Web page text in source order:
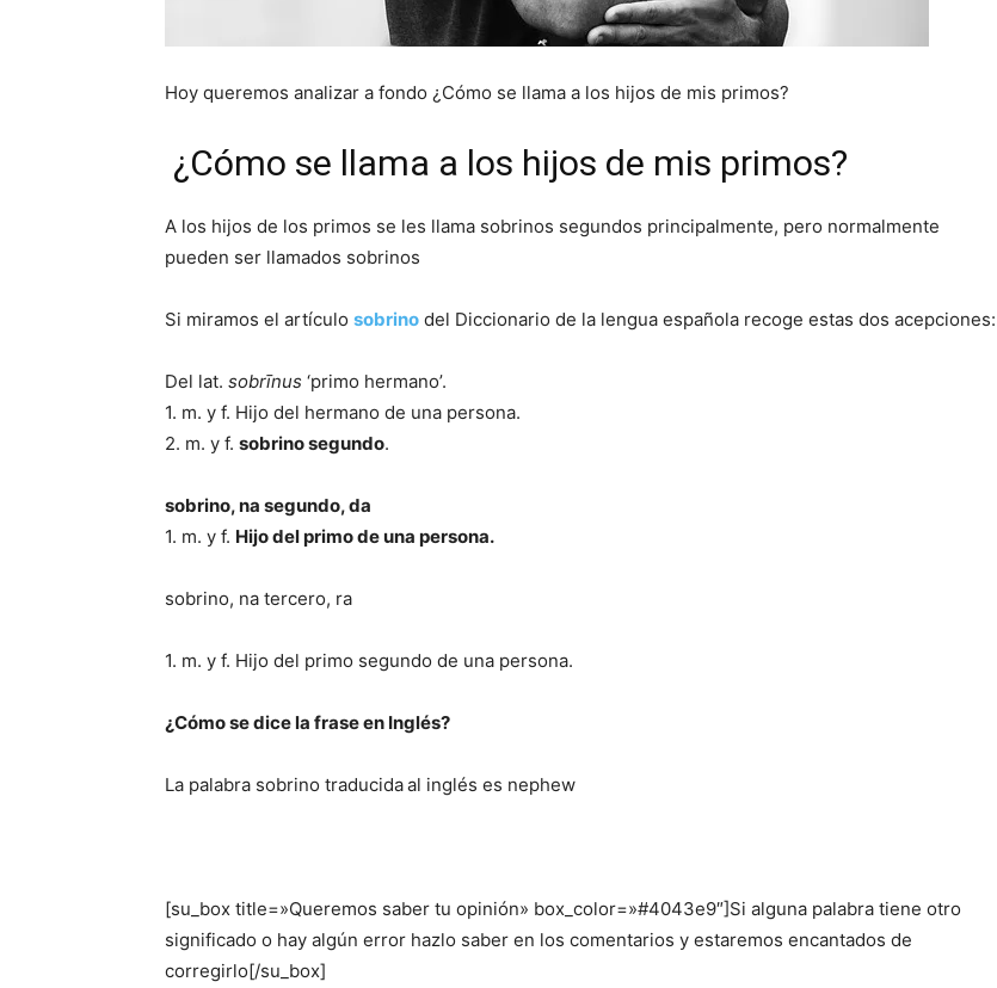
Hoy queremos analizar a fondo ¿Cómo se llama a los hijos de mis primos?
¿Cómo se llama a los hijos de mis primos?
A los hijos de los primos se les llama sobrinos segundos principalmente, pero normalmente
pueden ser llamados sobrinos
Si miramos el artículo sobrino del Diccionario de la lengua española recoge estas dos acepciones:
Del lat. sobrīnus ‘primo hermano’.
1. m. y f. Hijo del hermano de una persona.
2. m. y f. sobrino segundo.
sobrino, na segundo, da
1. m. y f. Hijo del primo de una persona.
sobrino, na tercero, ra
1. m. y f. Hijo del primo segundo de una persona.
¿Cómo se dice la frase en Inglés?
La palabra sobrino traducidaal inglés es nephew
[su_box title=»Queremos saber tu opinión» box_color=»#4043e9″]Si alguna palabra tiene otro
significado o hay algún error hazlo saber en los comentarios y estaremos encantados de
corregirlo[/su_box]